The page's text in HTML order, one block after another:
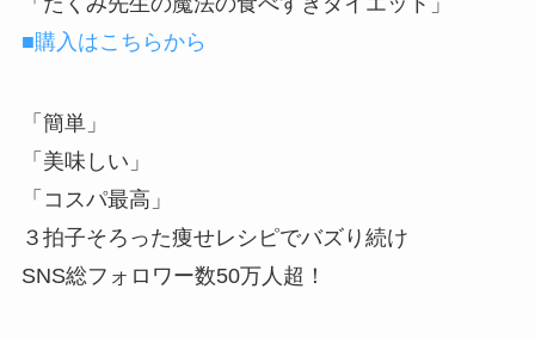
■購入はこちらから
「簡単」
「美味しい」
「コスパ最高」
３拍子そろった痩せレシピでバズり続け
SNS総フォロワー数50万人超！